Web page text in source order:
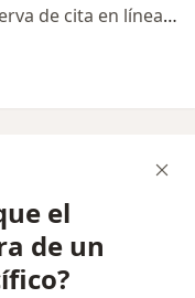
Este especialista no ofrece reserva de cita en línea en esta dirección.
el
de un